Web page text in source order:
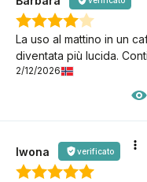
La uso al mattino in un
diventata più lucida.
2/12/2026
Iwona verificato